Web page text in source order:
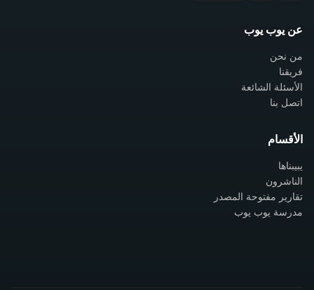
عن يوب يوب
من نحن
فريقنا
الأسئلة الشائعة
اتصل بنا
الأقسام
يبيبناها
الناشرون
تقارير مفتوحة المصدر
مدرسة يوب يوب